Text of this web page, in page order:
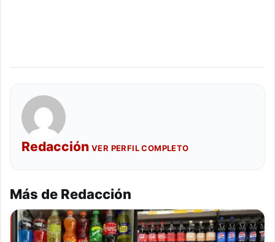
Redacción VER PERFIL COMPLETO
Más de Redacción